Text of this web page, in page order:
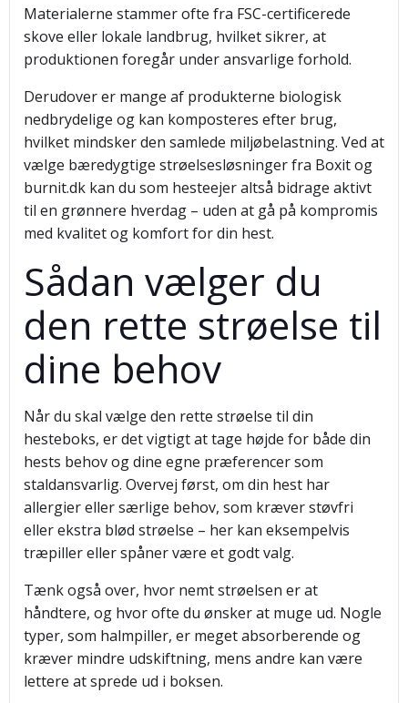
Materialerne stammer ofte fra FSC-certificerede
skove eller lokale landbrug, hvilket sikrer, at
produktionen foregår under ansvarlige forhold.
Derudover er mange af produkterne biologisk
nedbrydelige og kan komposteres efter brug,
hvilket mindsker den samlede miljøbelastning. Ved at
vælge bæredygtige strøelsesløsninger fra Boxit og
burnit.dk kan du som hesteejer altså bidrage aktivt
til en grønnere hverdag – uden at gå på kompromis
med kvalitet og komfort for din hest.
Sådan vælger du
den rette strøelse til
dine behov
Når du skal vælge den rette strøelse til din
hesteboks, er det vigtigt at tage højde for både din
hests behov og dine egne præferencer som
staldansvarlig. Overvej først, om din hest har
allergier eller særlige behov, som kræver støvfri
eller ekstra blød strøelse – her kan eksempelvis
træpiller eller spåner være et godt valg.
Tænk også over, hvor nemt strøelsen er at
håndtere, og hvor ofte du ønsker at muge ud. Nogle
typer, som halmpiller, er meget absorberende og
kræver mindre udskiftning, mens andre kan være
lettere at sprede ud i boksen.